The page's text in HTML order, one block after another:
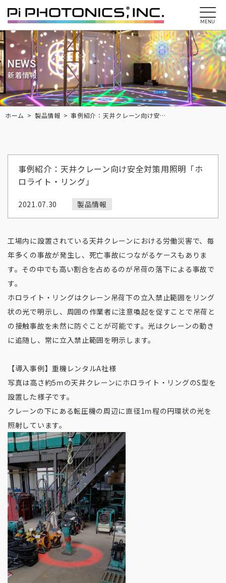
MENU
NEWS
新着情報
Breadcrumbs
ホーム 製品情報 事例紹介：天井クレーン向け安全対策用照明「ホロライト・リング」
事例紹介：天井クレーン向け安全対策用照明「ホ
ロライト・リング」
2021.07.30 製品情報
工場内に設置されている天井クレーンにおける労働災害で、毎
年多くの事故が発生し、死亡事故につながるケースもありま
す。その中でも高い割合を占めるのが吊荷の落下による事故で
す。
ホロライト・リングはクレーン吊荷下の立入禁止範囲をリング
状の光で明示し、周囲の作業者に注意喚起を促すことで吊荷と
の接触事故を未然に防ぐことが可能です。光はクレーンの動き
に追随し、常に立入禁止範囲を明示します。
【導入事例】重機レンタルA社様
写真は高さ約5ｍの天井クレーンにホロライト・リングのS型を
設置した様子です。
クレーンの下にある転圧機の周辺に直径1ｍ程の円環状の光を
照射しています。